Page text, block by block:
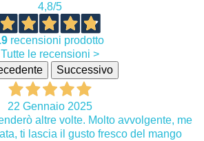
4,8/5
recensioni prodotto
Tutte le recensioni >
Successivo
22 Gennaio 2025
altre volte. Molto avvolgente, me
ti lascia il gusto fresco del mango